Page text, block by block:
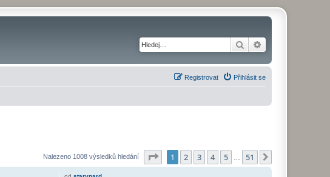
Hledat
Přihlásit se
Registrovat
Nalezeno 1008 výsledků hledání Stránka z
1 2 3 4 5 51